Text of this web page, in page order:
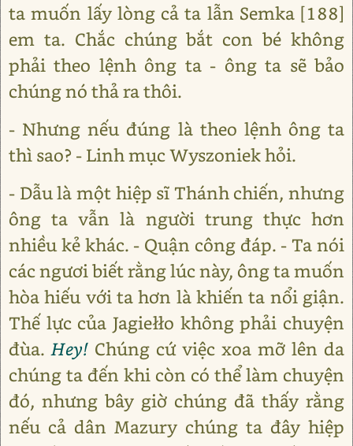
ta muốn lấy lòng cả ta lẫn Semka [188]
em ta. Chắc chúng bắt con bé không
phải theo lệnh ông ta - ông ta sẽ bảo
chúng nó thả ra thôi.
- Nhưng nếu đúng là theo lệnh ông ta
thì sao? - Linh mục Wyszoniek hỏi.
- Dẫu là một hiệp sĩ Thánh chiến, nhưng
ông ta vẫn là người trung thực hơn
nhiều kẻ khác. - Quận công đáp. - Ta nói
các ngươi biết rằng lúc này, ông ta muốn
hòa hiếu với ta hơn là khiến ta nổi giận.
Thế lực của Jagiełło không phải chuyện
đùa. Hey! Chúng cứ việc xoa mỡ lên da
chúng ta đến khi còn có thể làm chuyện
đó, nhưng bây giờ chúng đã thấy rằng
nếu cả dân Mazury chúng ta đây hiệp